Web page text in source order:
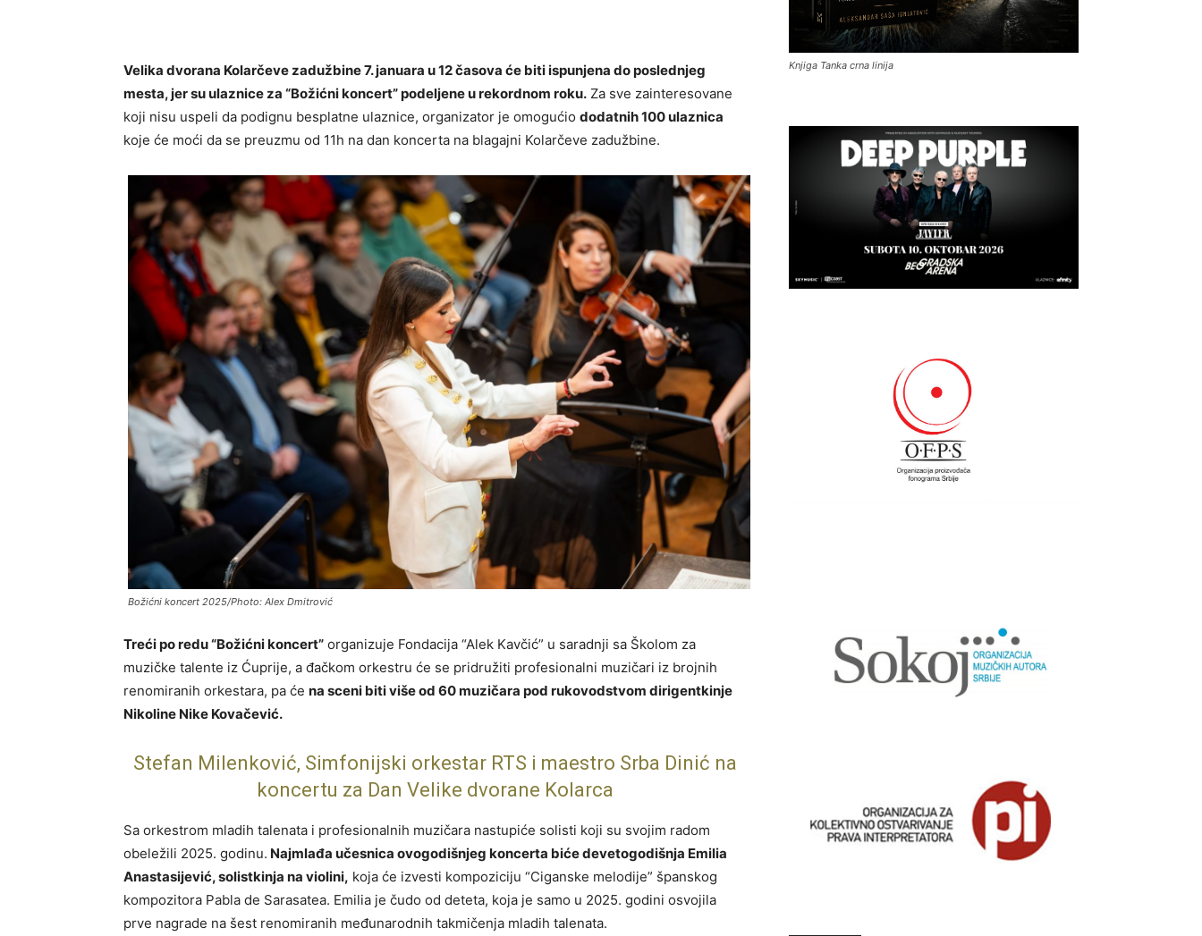
Velika dvorana Kolarčeve zadužbine 7. januara u 12 časova će biti ispunjena do poslednjeg
mesta, jer su ulaznice za “Božićni koncert” podeljene u rekordnom roku. Za sve zainteresovane
koji nisu uspeli da podignu besplatne ulaznice, organizator je omogućio dodatnih 100 ulaznica
koje će moći da se preuzmu od 11h na dan koncerta na blagajni Kolarčeve zadužbine.
Božićni koncert 2025/Photo: Alex Dmitrović
Treći po redu “Božićni koncert” organizuje Fondacija “Alek Kavčić” u saradnji sa Školom za
muzičke talente iz Ćuprije, a đačkom orkestru će se pridružiti profesionalni muzičari iz brojnih
renomiranih orkestara, pa će na sceni biti više od 60 muzičara pod rukovodstvom dirigentkinje
Nikoline Nike Kovačević.
Stefan Milenković, Simfonijski orkestar RTS i maestro Srba Dinić na
koncertu za Dan Velike dvorane Kolarca
Sa orkestrom mladih talenata i profesionalnih muzičara nastupiće solisti koji su svojim radom
obeležili 2025. godinu. Najmlađa učesnica ovogodišnjeg koncerta biće devetogodišnja Emilia
Anastasijević, solistkinja na violini, koja će izvesti kompoziciju “Ciganske melodije” španskog
kompozitora Pabla de Sarasatea. Emilia je čudo od deteta, koja je samo u 2025. godini osvojila
prve nagrade na šest renomiranih međunarodnih takmičenja mladih talenata.
Knjiga Tanka crna linija